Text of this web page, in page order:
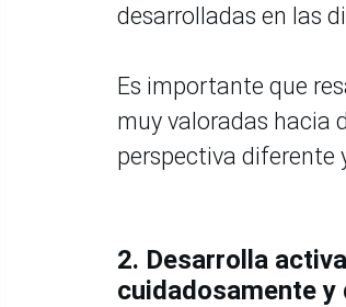
desarrolladas en las
Es importante que
muy valoradas hacia
perspectiva diferente
2. Desarrolla
cuidadosamente